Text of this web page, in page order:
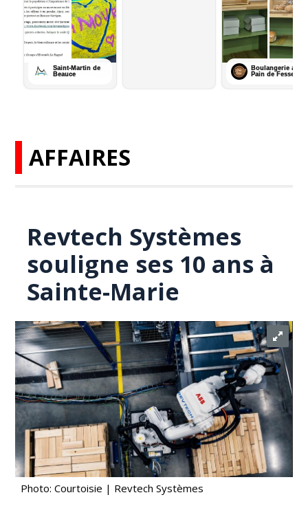
AFFAIRES
Revtech Systèmes
souligne ses 10 ans à
Sainte-Marie
Photo: Courtoisie | Revtech Systèmes